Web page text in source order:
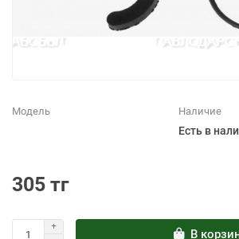
Модель Наличие
Есть в
305 тг
В